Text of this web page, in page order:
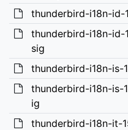
thunderbird-i18n-id-
thunderbird-i18n-id-
sig
thunderbird-i18n-is-
thunderbird-i18n-is-
ig
thunderbird-i18n-it-